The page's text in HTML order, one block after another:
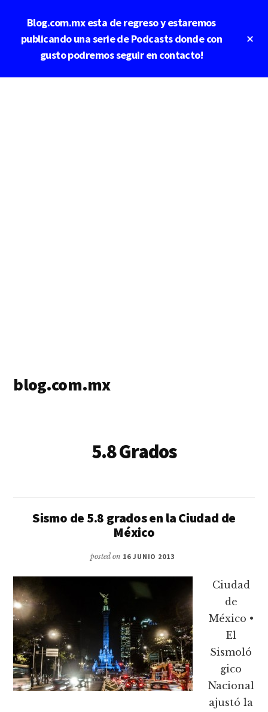
contenido
Blog.com.mx esta de regreso y estaremos
publicando una serie de Podcasts donde con
gusto podremos seguir en contacto!
blog.com.mx
5.8 Grados
Sismo de 5.8 grados en la Ciudad de
México
posted on 16 JUNIO 2013
Ciudad
de
México •
El
Sismoló
gico
Nacional
ajustó la